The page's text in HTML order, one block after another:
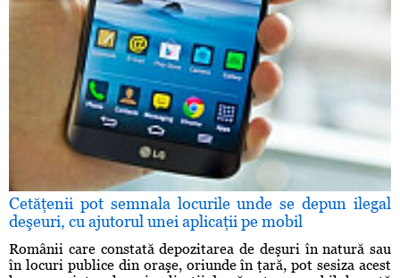
Cetăţenii pot semnala locurile unde se depun ilegal
deşeuri, cu ajutorul unei aplicaţii pe mobil
Românii care constată depozitarea de deşuri în natură sau
în locuri publice din oraşe, oriunde în ţară, pot sesiza acest